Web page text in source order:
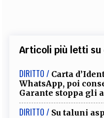
Articoli più letti
DIRITTO / Carta
WhatsApp, poi
Garante stoppa gli
DIRITTO / Su taluni